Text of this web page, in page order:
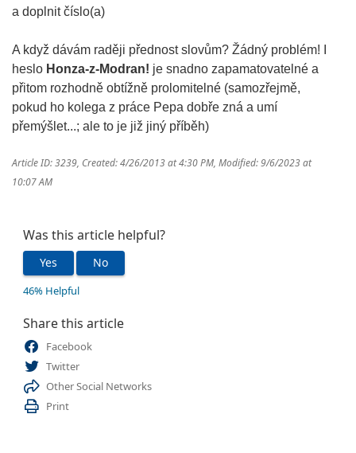
a doplnit číslo(a)
A když dávám raději přednost slovům? Žádný problém! I
heslo Honza-z-Modran! je snadno zapamatovatelné a
přitom rozhodně obtížně prolomitelné (samozřejmě,
pokud ho kolega z práce Pepa dobře zná a umí
přemýšlet...; ale to je již jiný příběh)
Article ID: 3239, Created: 4/26/2013 at 4:30 PM, Modified: 9/6/2023 at
10:07 AM
Was this article helpful?
Yes No
46% Helpful
Share this article
Facebook
Twitter
Other Social Networks
Print